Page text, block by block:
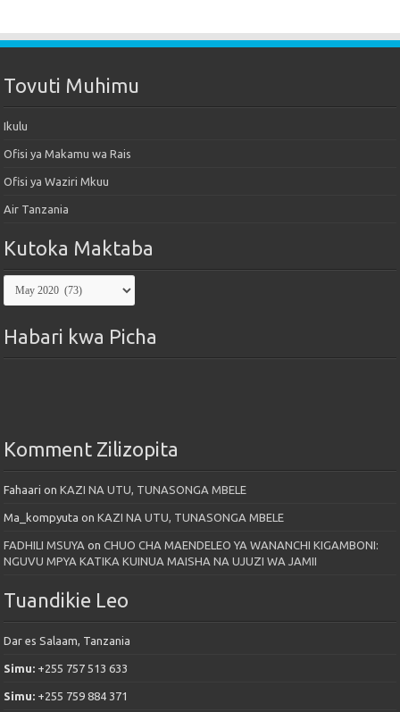
Tovuti Muhimu
Ikulu
Ofisi ya Makamu wa Rais
Ofisi ya Waziri Mkuu
Air Tanzania
Kutoka Maktaba
Kutoka
Maktaba
Habari kwa Picha
Komment Zilizopita
Fahaari onKAZI NA UTU, TUNASONGA MBELE
Ma_kompyuta onKAZI NA UTU, TUNASONGA MBELE
FADHILI MSUYA onCHUO CHA MAENDELEO YA WANANCHI KIGAMBONI:
NGUVU MPYA KATIKA KUINUA MAISHA NA UJUZI WA JAMII
Tuandikie Leo
Dar es Salaam, Tanzania
Simu: +255 757 513 633
Simu: +255 759 884 371